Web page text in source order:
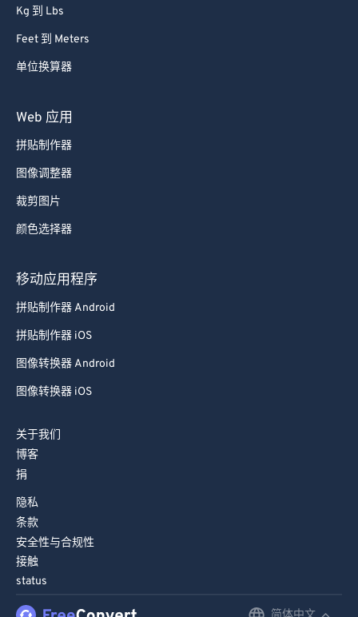
Kg 到 Lbs
Feet 到 Meters
单位换算器
Web 应用
拼贴制作器
图像调整器
裁剪图片
颜色选择器
移动应用程序
拼贴制作器 Android
拼贴制作器 iOS
图像转换器 Android
图像转换器 iOS
关于我们
博客
捐
隐私
条款
安全性与合规性
接触
status